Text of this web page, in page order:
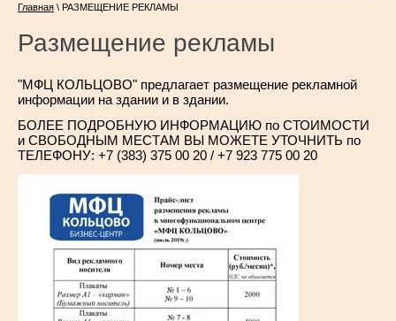
Главная \ РАЗМЕЩЕНИЕ РЕКЛАМЫ
Размещение рекламы
"МФЦ КОЛЬЦОВО" предлагает размещение рекламной
информации на здании и в здании.
БОЛЕЕ ПОДРОБНУЮ ИНФОРМАЦИЮ по СТОИМОСТИ
и СВОБОДНЫМ МЕСТАМ ВЫ МОЖЕТЕ УТОЧНИТЬ по
ТЕЛЕФОНУ: +7 (383) 375 00 20 / +7 923 775 00 20